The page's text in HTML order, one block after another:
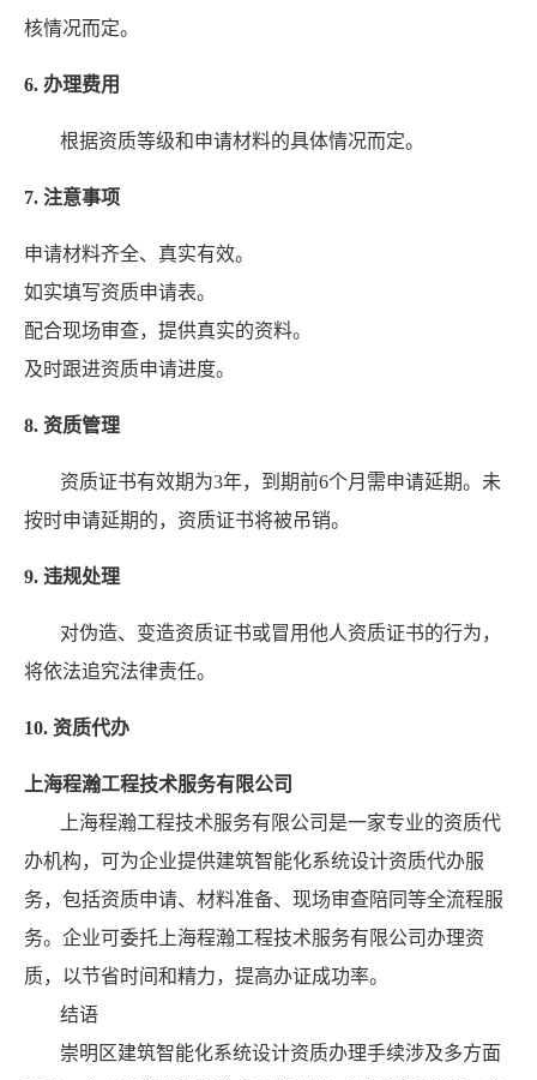
核情况而定。
6. 办理费用
根据资质等级和申请材料的具体情况而定。
7. 注意事项
申请材料齐全、真实有效。
如实填写资质申请表。
配合现场审查，提供真实的资料。
及时跟进资质申请进度。
8. 资质管理
资质证书有效期为3年，到期前6个月需申请延期。未
按时申请延期的，资质证书将被吊销。
9. 违规处理
对伪造、变造资质证书或冒用他人资质证书的行为，
将依法追究法律责任。
10. 资质代办
上海程瀚工程技术服务有限公司
上海程瀚工程技术服务有限公司是一家专业的资质代
办机构，可为企业提供建筑智能化系统设计资质代办服
务，包括资质申请、材料准备、现场审查陪同等全流程服
务。企业可委托上海程瀚工程技术服务有限公司办理资
质，以节省时间和精力，提高办证成功率。
结语
崇明区建筑智能化系统设计资质办理手续涉及多方面